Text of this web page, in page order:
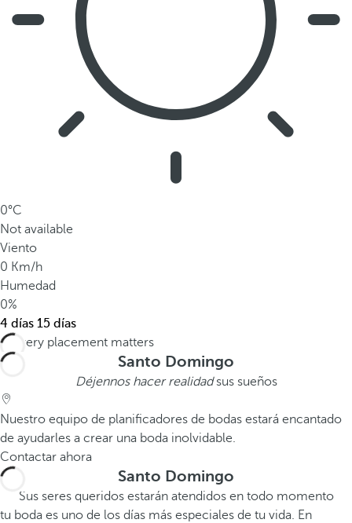
0°C
Not available
Viento
0 Km/h
Humedad
0%
4 días 15 días
Santo Domingo
Déjennos hacer realidadsus sueños
Nuestro equipo de planificadores de bodas estará encantado
de ayudarles a crear una boda inolvidable.
Contactar ahora
Santo Domingo
Sus seres queridos estarán atendidos en todo momento
tu boda es uno de los días más especiales de tu vida. En